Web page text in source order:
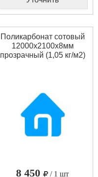
Поликарбонат сотовый
12000x2100x8мм
прозрачный (1,05 кг/м2)
8 450
/ 1 шт